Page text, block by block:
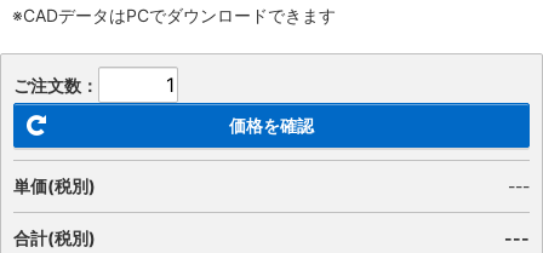
※CADデータはPCでダウンロードできます
ご注文数：
価格を確認
単価(税別) ---
合計(税別)
---